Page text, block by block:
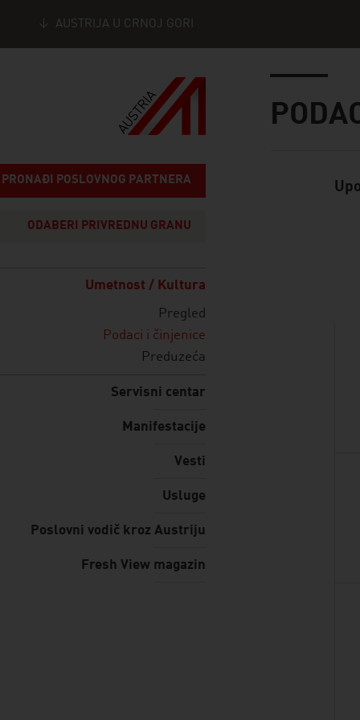
AUSTRIJA U CRNOJ GORI
PRONAĐI POSLOVNOG PARTNERA
ODABERI PRIVREDNU GRANU
Umetnost / Kultura
Pregled
Podaci i činjenice
Preduzeća
Servisni centar
Manifestacije
Vesti
Usluge
Poslovni vodič kroz Austriju
Fresh View magazin
Standard